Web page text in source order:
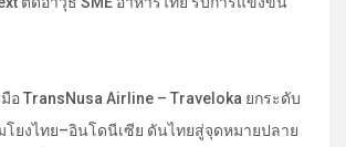
อ TransNusa Airline – Traveloka ยกระดับ
โยงไทย–อินโดนีเซีย ดันไทยสู่จุดหมายปลาย